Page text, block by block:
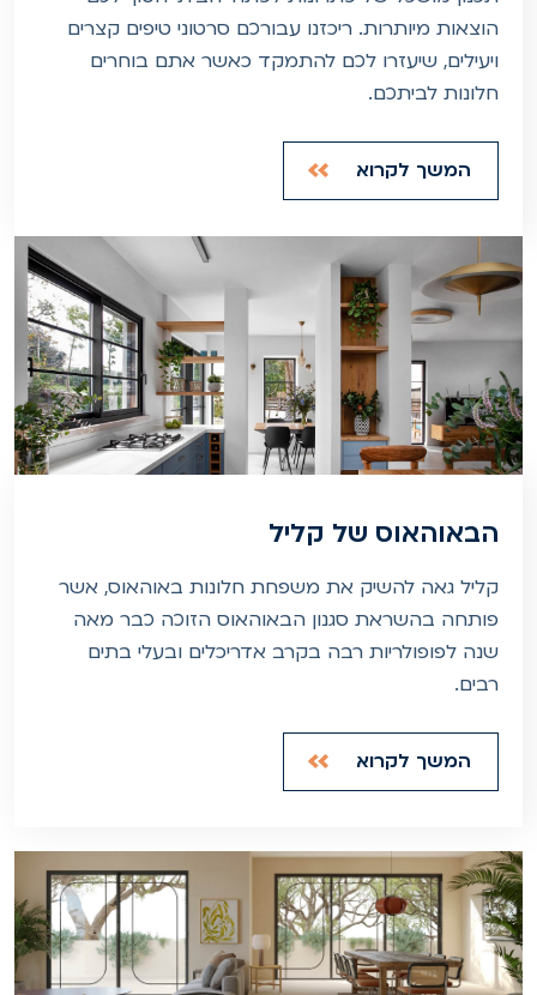
הוצאות מיותרות. ריכזנו עבורכם סרטוני טיפים קצרים
ויעילים, שיעזרו לכם להתמקד כאשר אתם בוחרים
חלונות לביתכם.
המשך לקרוא
הבאוהאוס של קליל
קליל גאה להשיק את משפחת חלונות באוהאוס, אשר
פותחה בהשראת סגנון הבאוהאוס הזוכה כבר מאה
שנה לפופולריות רבה בקרב אדריכלים ובעלי בתים
רבים.
המשך לקרוא